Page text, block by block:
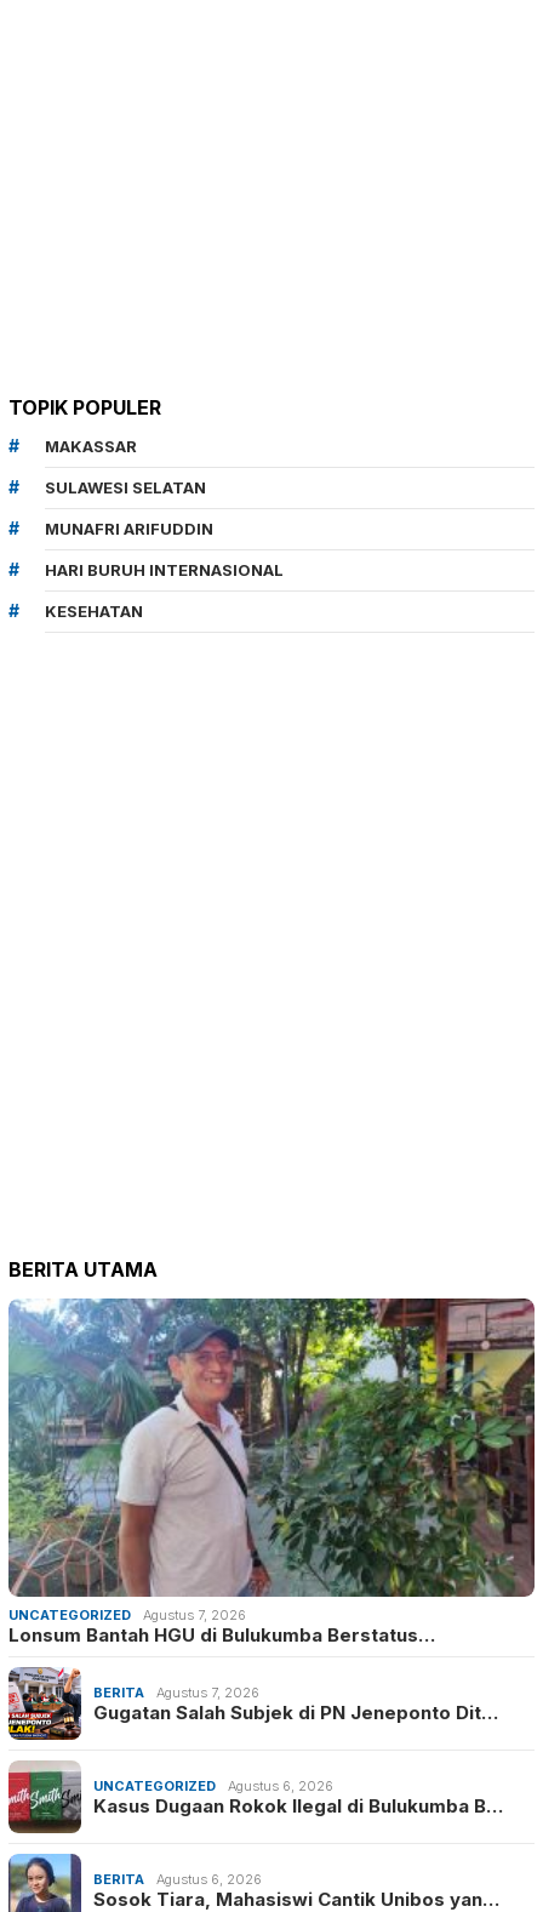
TOPIK POPULER
MAKASSAR
SULAWESI SELATAN
MUNAFRI ARIFUDDIN
HARI BURUH INTERNASIONAL
KESEHATAN
BERITA UTAMA
UNCATEGORIZED Agustus 7, 2026
Lonsum Bantah HGU di Bulukumba Berstatus…
BERITA Agustus 7, 2026
Gugatan Salah Subjek di PN Jeneponto Dit…
UNCATEGORIZED Agustus 6, 2026
Kasus Dugaan Rokok Ilegal di Bulukumba B…
BERITA Agustus 6, 2026
Sosok Tiara, Mahasiswi Cantik Unibos yan…